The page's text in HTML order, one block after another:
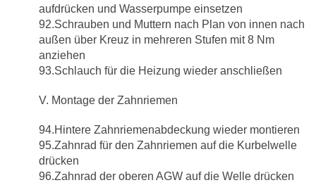
aufdrücken und Wasserpumpe einsetzen
92.Schrauben und Muttern nach Plan von innen nach
außen über Kreuz in mehreren Stufen mit 8 Nm
anziehen
93.Schlauch für die Heizung wieder anschließen
V. Montage der Zahnriemen
94.Hintere Zahnriemenabdeckung wieder montieren
95.Zahnrad für den Zahnriemen auf die Kurbelwelle
drücken
96.Zahnrad der oberen AGW auf die Welle drücken